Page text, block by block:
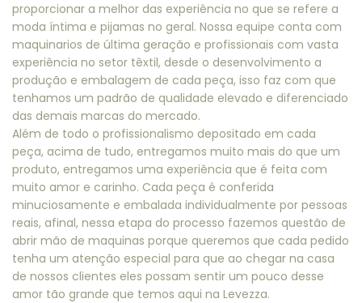
proporcionar a melhor das experiência no que se refere a
moda íntima e pijamas no geral. Nossa equipe conta com
maquinarios de última geração e profissionais com vasta
experiência no setor têxtil, desde o desenvolvimento a
produção e embalagem de cada peça, isso faz com que
tenhamos um padrão de qualidade elevado e diferenciado
das demais marcas do mercado.
Além de todo o profissionalismo depositado em cada
peça, acima de tudo, entregamos muito mais do que um
produto, entregamos uma experiência que é feita com
muito amor e carinho. Cada peça é conferida
minuciosamente e embalada individualmente por pessoas
reais, afinal, nessa etapa do processo fazemos questão de
abrir mão de maquinas porque queremos que cada pedido
tenha um atenção especial para que ao chegar na casa
de nossos clientes eles possam sentir um pouco desse
amor tão grande que temos aqui na Levezza.